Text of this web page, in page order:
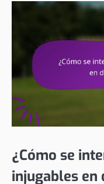
¿Cómo se
injugables en